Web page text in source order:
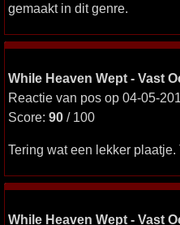
gemaakt in dit genre.
While Heaven Wept - Vast
Reactie van pos op 04-05-
Score: 90 / 100
Tering wat een lekker plaatje.
While Heaven Wept - Vast